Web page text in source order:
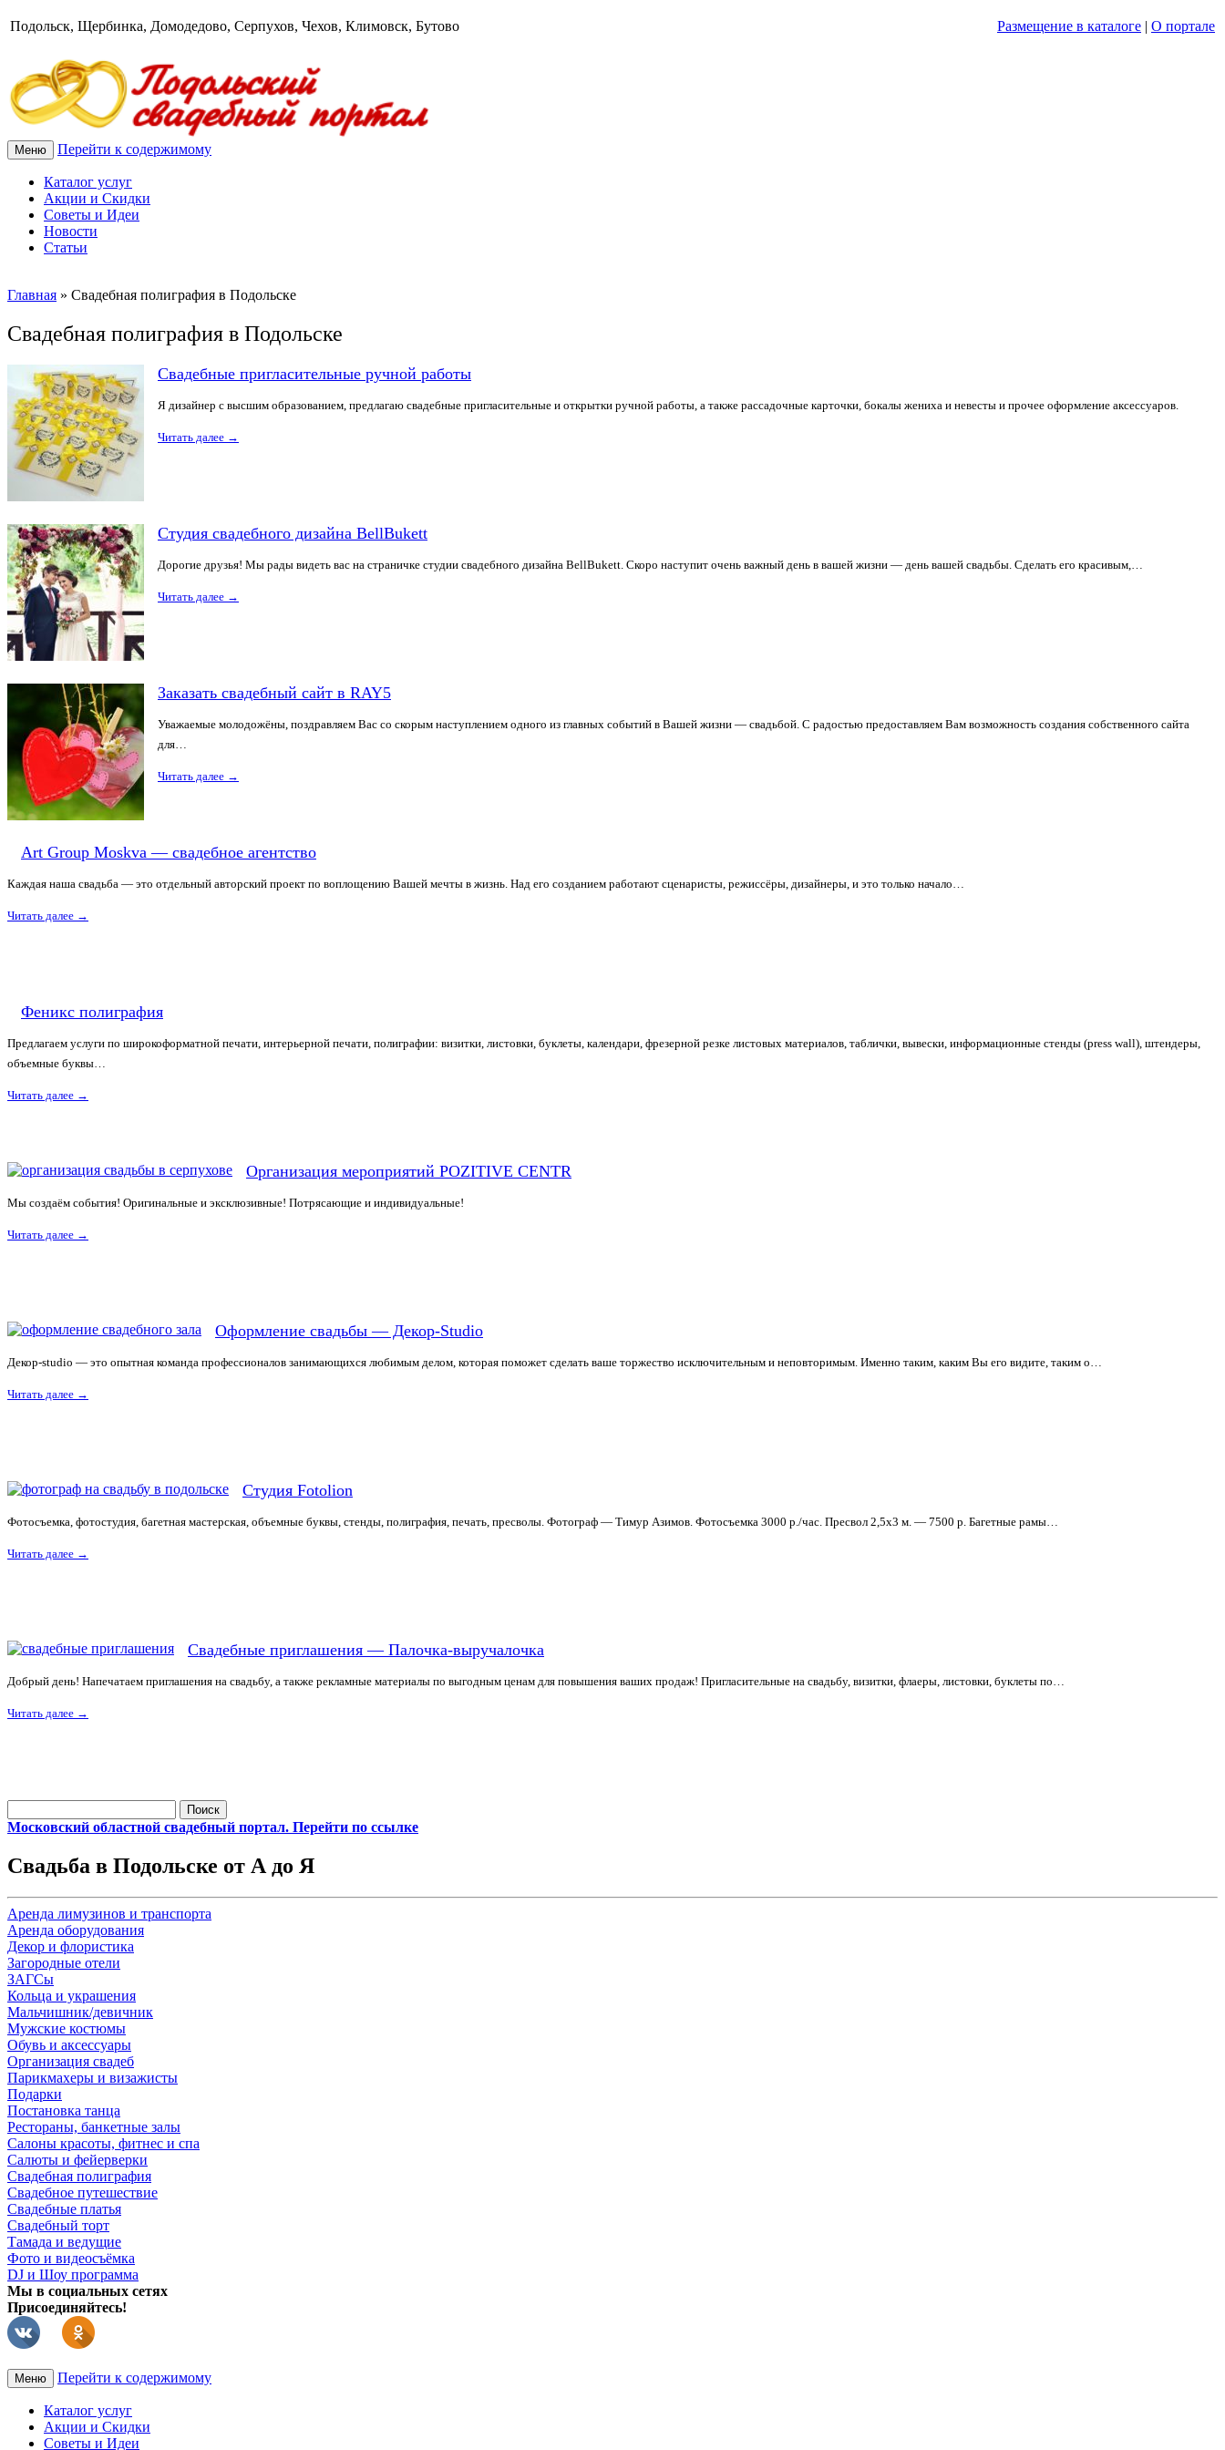
Подольск, Щербинка, Домодедово, Серпухов, Чехов, Климовск, Бутово Размещение в каталоге | О портале
Меню Перейти к содержимому
Каталог услуг
Акции и Скидки
Советы и Идеи
Новости
Статьи
Главная » Свадебная полиграфия в Подольске
Свадебная полиграфия в Подольске
Свадебные пригласительные ручной работы
Я дизайнер с высшим образованием, предлагаю свадебные пригласительные и открытки ручной работы, а также рассадочные карточки, бокалы жениха и невесты и прочее оформление аксессуаров.
Читать далее →
Студия свадебного дизайна BellBukett
Дорогие друзья! Мы рады видеть вас на страничке студии свадебного дизайна BellBukett. Скоро наступит очень важный день в вашей жизни — день вашей свадьбы. Сделать его красивым,…
Читать далее →
Заказать свадебный сайт в RAY5
Уважаемые молодожёны, поздравляем Вас со скорым наступлением одного из главных событий в Вашей жизни — свадьбой. С радостью предоставляем Вам возможность создания собственного сайта
для…
Читать далее →
Art Group Moskva — свадебное агентство
Каждая наша свадьба — это отдельный авторский проект по воплощению Вашей мечты в жизнь. Над его созданием работают сценаристы, режиссёры, дизайнеры, и это только начало…
Читать далее →
Феникс полиграфия
Предлагаем услуги по широкоформатной печати, интерьерной печати, полиграфии: визитки, листовки, буклеты, календари, фрезерной резке листовых материалов, таблички, вывески, информационные стенды (press wall), штендеры,
объемные буквы…
Читать далее →
Организация мероприятий POZITIVE CENTR
Мы создаём события! Оригинальные и эксклюзивные! Потрясающие и индивидуальные!
Читать далее →
Оформление свадьбы — Декор-Studio
Декор-studio — это опытная команда профессионалов занимающихся любимым делом, которая поможет сделать ваше торжество исключительным и неповторимым. Именно таким, каким Вы его видите, таким о…
Читать далее →
Студия Fotolion
Фотосъемка, фотостудия, багетная мастерская, объемные буквы, стенды, полиграфия, печать, пресволы. Фотограф — Тимур Азимов. Фотосъемка 3000 р./час. Пресвол 2,5х3 м. — 7500 р. Багетные рамы…
Читать далее →
Свадебные приглашения — Палочка-выручалочка
Добрый день! Напечатаем приглашения на свадьбу, а также рекламные материалы по выгодным ценам для повышения ваших продаж! Пригласительные на свадьбу, визитки, флаеры, листовки, буклеты по…
Читать далее →
Московский областной свадебный портал. Перейти по ссылке
Свадьба в Подольске от А до Я
Аренда лимузинов и транспорта
Аренда оборудования
Декор и флористика
Загородные отели
ЗАГСы
Кольца и украшения
Мальчишник/девичник
Мужские костюмы
Обувь и аксессуары
Организация свадеб
Парикмахеры и визажисты
Подарки
Постановка танца
Рестораны, банкетные залы
Салоны красоты, фитнес и спа
Салюты и фейерверки
Свадебная полиграфия
Свадебное путешествие
Свадебные платья
Свадебный торт
Тамада и ведущие
Фото и видеосъёмка
DJ и Шоу программа
Мы в социальных сетях
Присоединяйтесь!
Меню Перейти к содержимому
Каталог услуг
Акции и Скидки
Советы и Идеи